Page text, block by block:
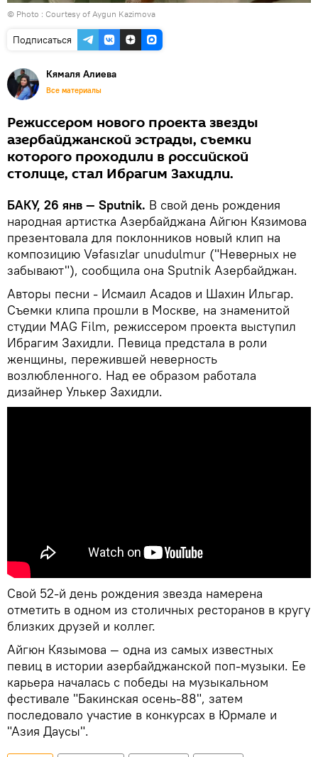
© Photo : Courtesy of Aygun Kazimova
Подписаться
Кямаля Алиева
Все материалы
Режиссером нового проекта звезды
азербайджанской эстрады, съемки
которого проходили в российской
столице, стал Ибрагим Захидли.
БАКУ, 26 янв — Sputnik. В свой день рождения
народная артистка Азербайджана Айгюн Кязимова
презентовала для поклонников новый клип на
композицию Vəfasızlar unudulmur ("Неверных не
забывают"), сообщила она Sputnik Азербайджан.
Авторы песни - Исмаил Асадов и Шахин Ильгар.
Съемки клипа прошли в Москве, на знаменитой
студии MAG Film, режиссером проекта выступил
Ибрагим Захидли. Певица предстала в роли
женщины, пережившей неверность
возлюбленного. Над ее образом работала
дизайнер Улькер Захидли.
Свой 52-й день рождения звезда намерена
отметить в одном из столичных ресторанов в кругу
близких друзей и коллег.
Айгюн Кязымова — одна из самых известных
певиц в истории азербайджанской поп-музыки. Ее
карьера началась с победы на музыкальном
фестивале "Бакинская осень-88", затем
последовало участие в конкурсах в Юрмале и
"Азия Даусы".